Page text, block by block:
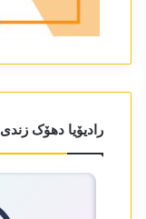
رادیۆیا دھۆک زندی